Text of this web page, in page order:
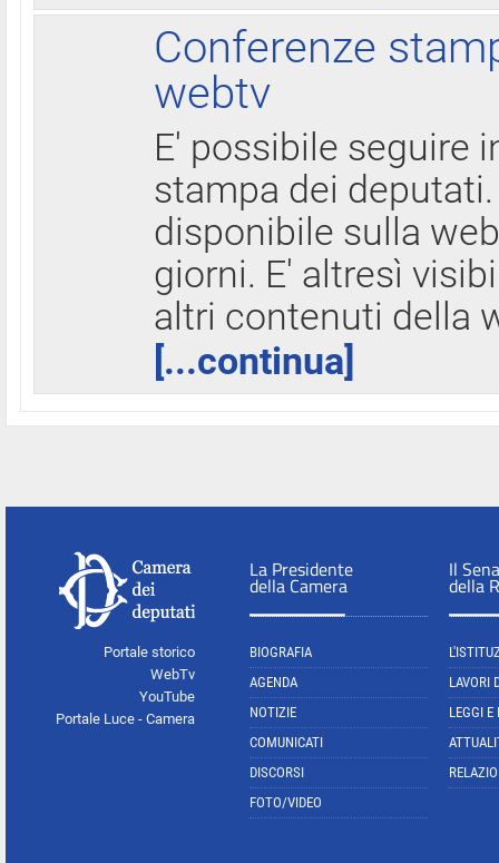
Conferenze
webtv
E' possibile seguire
stampa dei
disponibile sulla
giorni. E' altresì
altri contenuti della
[...continua]
Portale storico
WebTv
YouTube
Portale Luce - Camera
La Presidente
della Camera
BIOGRAFIA
AGENDA
NOTIZIE
COMUNICATI
DISCORSI
FOTO/VIDEO
Il
della
LAVORI
LEGGI E